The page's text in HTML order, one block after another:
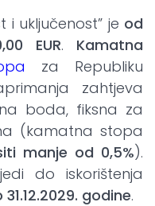
i uključenost” je od
EUR. Kamatna
za Republiku
zahtjeva
boda, fiksna za
(kamatna stopa
manje od 0,5%).
do iskorištenja
31.12.2029. godine.